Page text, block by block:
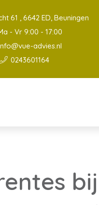
61 , 6642 ED, Beuningen
- Vr 9:00 - 17:00
advies.nl
0243601164